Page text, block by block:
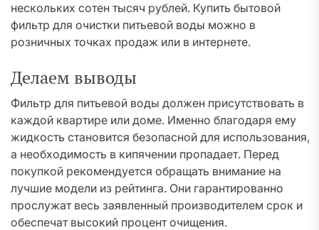
нескольких сотен тысяч рублей. Купить бытовой
фильтр для очистки питьевой воды можно в
розничных точках продаж или в интернете.
Делаем выводы
Фильтр для питьевой воды должен присутствовать в
каждой квартире или доме. Именно благодаря ему
жидкость становится безопасной для использования,
а необходимость в кипячении пропадает. Перед
покупкой рекомендуется обращать внимание на
лучшие модели из рейтинга. Они гарантированно
прослужат весь заявленный производителем срок и
обеспечат высокий процент очищения.